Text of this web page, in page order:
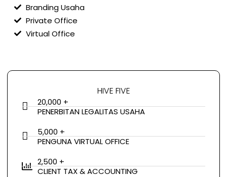
Branding Usaha
Private Office
Virtual Office
HIVE FIVE
20,000 +
PENERBITAN LEGALITAS USAHA
5,000 +
PENGUNA VIRTUAL OFFICE
2,500 +
CLIENT TAX & ACCOUNTING